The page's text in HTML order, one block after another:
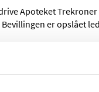
Apoteket Trekroner
er opslået
Sct. Stefans